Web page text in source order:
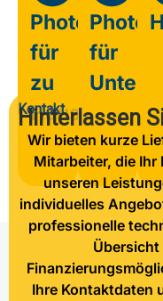
Photovoltaik
für
zu
Hause
für
Kontakt
Hinterlassen
Wir bieten kurze
Mitarbeiter, die
unseren
individuelles
professionelle
Übersicht
Ihre Kontaktdaten